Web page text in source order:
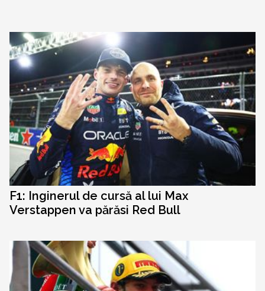
F1: Inginerul de cursă al lui Max
Verstappen va părăsi Red Bull